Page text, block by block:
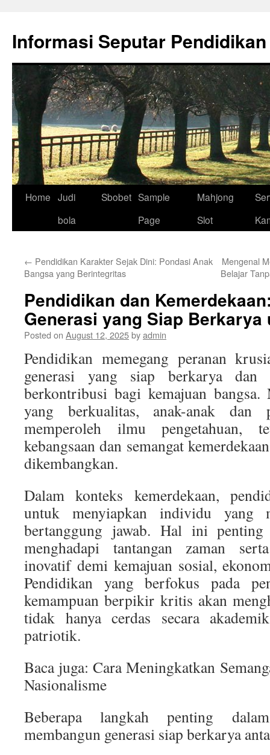
content
Informasi Seputar Pendidikan
Home Judi
bola
Sbobet Sample
Page
Mahjong
Slot
← Pendidikan Karakter Sejak Dini: Pondasi Anak
Bangsa yang Berintegritas
Mengenal
Belajar
Pendidikan dan
Generasi yang Siap Berkarya
Posted on August 12, 2025byadmin
Pendidikan memegang peranan
generasi yang siap berkarya dan
berkontribusi bagi kemajuan
yang berkualitas, anak-anak dan
memperoleh ilmu pengetahuan,
kebangsaan dan semangat
dikembangkan.
Dalam konteks kemerdekaan,
untuk menyiapkan individu yang
bertanggung jawab. Hal ini penting
menghadapi tantangan zaman
inovatif demi kemajuan sosial,
Pendidikan yang berfokus pada
kemampuan berpikir kritis akan
tidak hanya cerdas secara
patriotik.
Baca juga: Cara Meningkatkan
Nasionalisme
Beberapa langkah penting
membangun generasi siap berkarya